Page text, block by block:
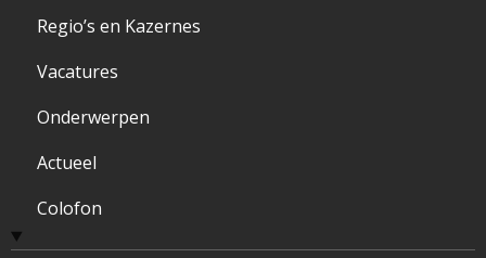
Regio’s en Kazernes
Vacatures
Onderwerpen
Actueel
Colofon